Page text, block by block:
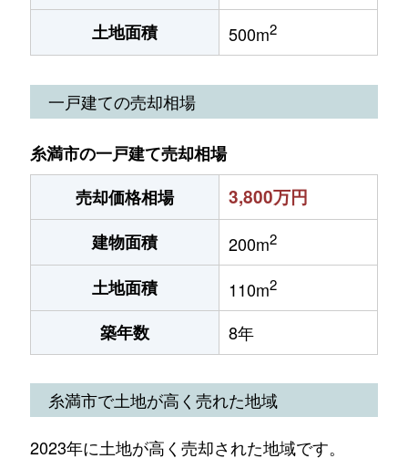
土地面積
500m2
一戸建ての売却相場
糸満市の一戸建て売却相場
売却価格相場
3,800万円
建物面積 200m2
土地面積 110m2
築年数 8年
糸満市で土地が高く売れた地域
2023年に土地が高く売却された地域です。